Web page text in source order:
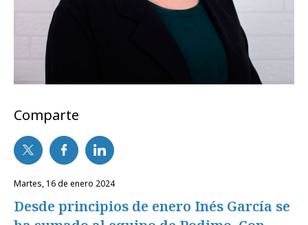
Comparte
martes, 16 de enero 2024
Desde principios de enero Inés García se